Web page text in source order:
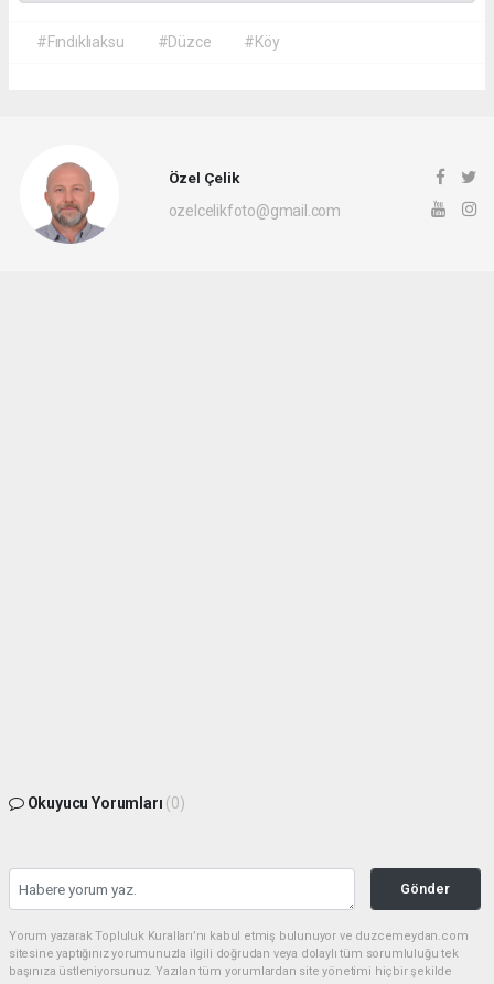
#Fındıklıaksu #Düzce #Köy
Özel Çelik
ozelcelikfoto@gmail.com
Okuyucu Yorumları (0)
Gönder
Yorum yazarak Topluluk Kuralları’nı kabul etmiş bulunuyor ve duzcemeydan.com
sitesine yaptığınız yorumunuzla ilgili doğrudan veya dolaylı tüm sorumluluğu tek
başınıza üstleniyorsunuz. Yazılan tüm yorumlardan site yönetimi hiçbir şekilde